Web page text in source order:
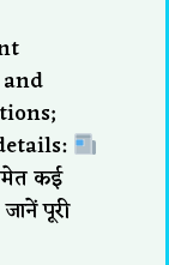
कई
पूरी